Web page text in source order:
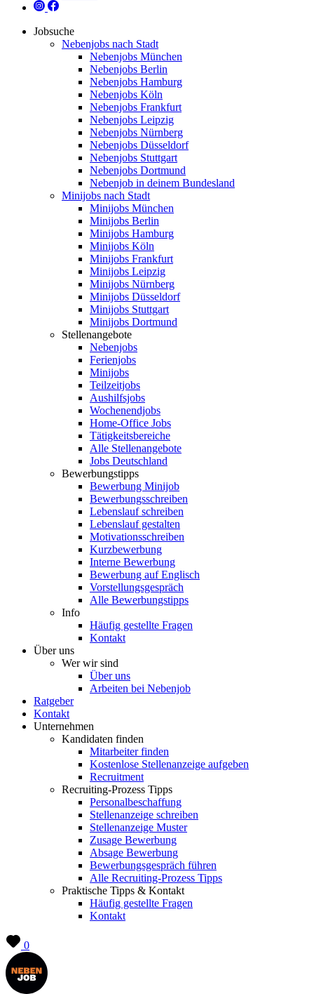
Jobsuche
Nebenjobs nach Stadt
Nebenjobs München
Nebenjobs Berlin
Nebenjobs Hamburg
Nebenjobs Köln
Nebenjobs Frankfurt
Nebenjobs Leipzig
Nebenjobs Nürnberg
Nebenjobs Düsseldorf
Nebenjobs Stuttgart
Nebenjobs Dortmund
Nebenjob in deinem Bundesland
Minijobs nach Stadt
Minijobs München
Minijobs Berlin
Minijobs Hamburg
Minijobs Köln
Minijobs Frankfurt
Minijobs Leipzig
Minijobs Nürnberg
Minijobs Düsseldorf
Minijobs Stuttgart
Minijobs Dortmund
Stellenangebote
Nebenjobs
Ferienjobs
Minijobs
Teilzeitjobs
Aushilfsjobs
Wochenendjobs
Home-Office Jobs
Tätigkeitsbereiche
Alle Stellenangebote
Jobs Deutschland
Bewerbungstipps
Bewerbung Minijob
Bewerbungsschreiben
Lebenslauf schreiben
Lebenslauf gestalten
Motivationsschreiben
Kurzbewerbung
Interne Bewerbung
Bewerbung auf Englisch
Vorstellungsgespräch
Alle Bewerbungstipps
Info
Häufig gestellte Fragen
Kontakt
Über uns
Wer wir sind
Über uns
Arbeiten bei Nebenjob
Ratgeber
Kontakt
Unternehmen
Kandidaten finden
Mitarbeiter finden
Kostenlose Stellenanzeige aufgeben
Recruitment
Recruiting-Prozess Tipps
Personalbeschaffung
Stellenanzeige schreiben
Stellenanzeige Muster
Zusage Bewerbung
Absage Bewerbung
Bewerbungsgespräch führen
Alle Recruiting-Prozess Tipps
Praktische Tipps & Kontakt
Häufig gestellte Fragen
Kontakt
0